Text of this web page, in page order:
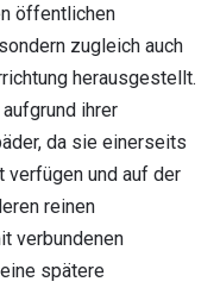
öffentlichen
zugleich auch
herausgestellt.
ihrer
da sie einerseits
verfügen und auf der
reinen
verbundenen
spätere